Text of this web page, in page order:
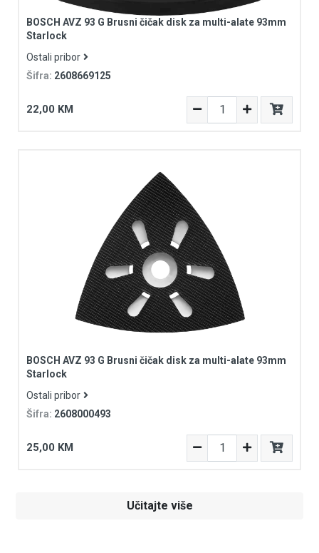
BOSCH AVZ 93 G Brusni čičak disk za multi-alate 93mm
Starlock
Ostali pribor
Šifra: 2608669125
22,00 KM
BOSCH AVZ 93 G Brusni čičak disk za multi-alate 93mm
Starlock
Ostali pribor
Šifra: 2608000493
25,00 KM
Učitajte više